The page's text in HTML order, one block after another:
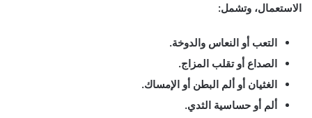
الاستعمال، وتشمل:
التعب أو النعاس والدوخة.
الصداع أو تقلب المزاج.
الغثيان أو ألم البطن أو الإمساك.
ألم أو حساسية الثدي.